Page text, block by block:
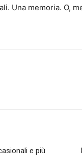
Una memoria. O,
e più